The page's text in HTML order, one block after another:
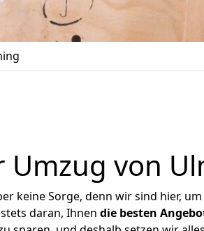
von
keine Sorge, denn wir sind hier,
daran, Ihnen die besten